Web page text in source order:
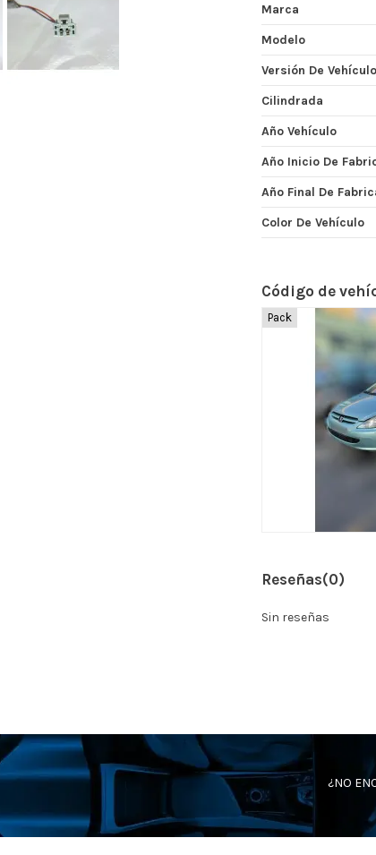
Marca
Modelo
Versión De Vehículo
Cilindrada
Año Vehículo
Año Inicio De
Año Final De
Color De Vehículo
Código de
Pack
Reseñas(0)
Sin reseñas
¿NO